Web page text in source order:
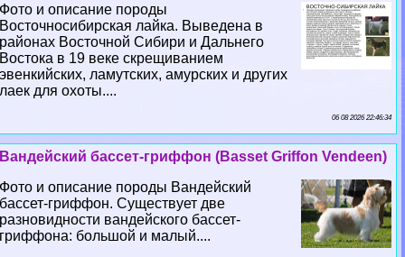
Фото и описание породы
Восточносибирская лайка. Выведена в
районах Восточной Сибири и Дальнего
Востока в 19 веке скрещиванием
эвенкийских, ламутских, амурских и других
лаек для охоты....
06 08 2026 22:46:34
Вандейский бассет-гриффон (Basset Griffon Vendeen)
Фото и описание породы Вандейский
бассет-гриффон. Существует две
разновидности вандейского бассет-
гриффона: большой и малый....